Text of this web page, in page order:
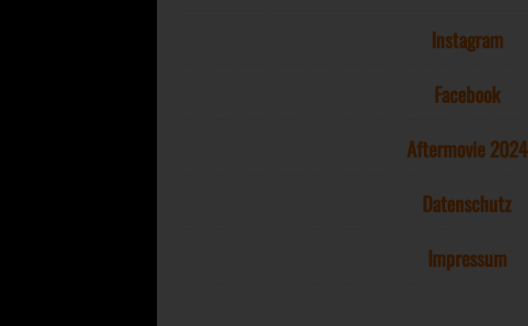
Instagram
Facebook
Aftermovie 2024
Datenschutz
Impressum